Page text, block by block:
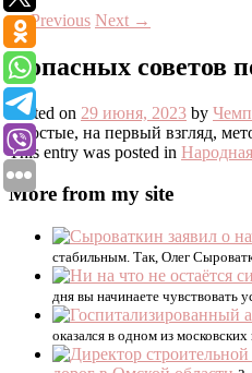
←Previous Next →
5 опасных советов
Posted on 29 июня, 2023 by
Простые, на первый взгляд,
This entry was posted in
More from my site
стабильным. Так, Олег
дня вы начинаете чувствовать
оказался в одном из